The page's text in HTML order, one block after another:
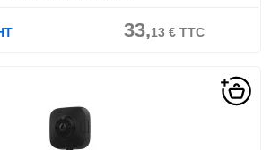
33,13€TTC